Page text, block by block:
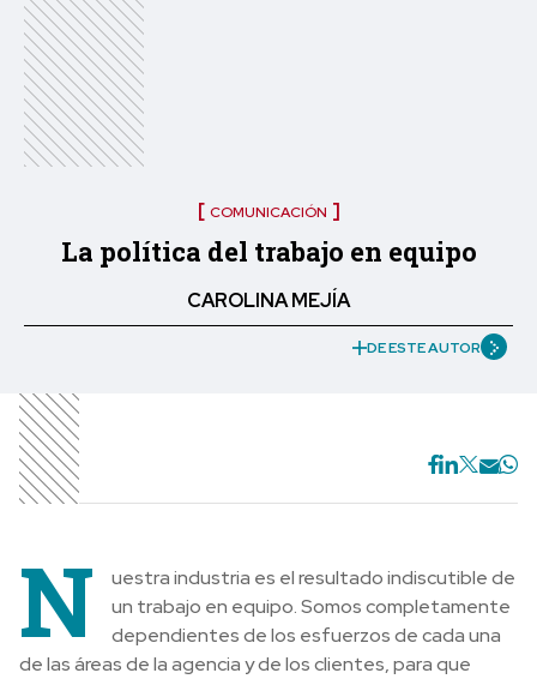
COMUNICACIÓN
La política del trabajo en equipo
CAROLINA MEJÍA
DE ESTE AUTOR
N
uestra industria es el resultado indiscutible de
un trabajo en equipo. Somos completamente
dependientes de los esfuerzos de cada una
de las áreas de la agencia y de los clientes, para que